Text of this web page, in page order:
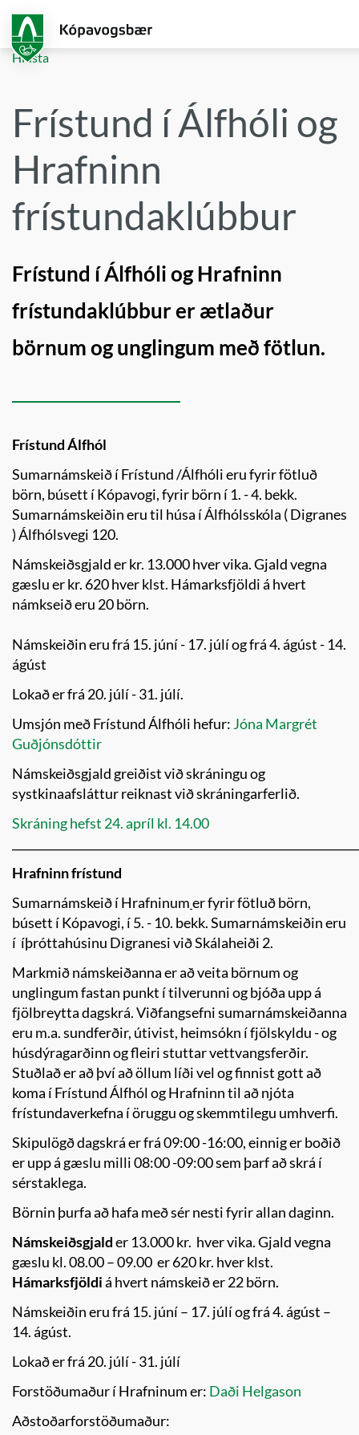
aðalefni
Hlusta
Frístund í Álfhóli og
Hrafninn
frístundaklúbbur
Frístund í Álfhóli og Hrafninn
frístundaklúbbur er ætlaður
börnum og unglingum með fötlun.
Frístund Álfhól
Sumarnámskeið í Frístund /Álfhóli eru fyrir fötluð
börn, búsett í Kópavogi, fyrir börn í 1. - 4. bekk.
Sumarnámskeiðin eru til húsa í Álfhólsskóla ( Digranes
) Álfhólsvegi 120.
Námskeiðsgjald er kr. 13.000 hver vika. Gjald vegna
gæslu er kr. 620 hver klst. Hámarksfjöldi á hvert
námkseið eru 20 börn.
Námskeiðin eru frá 15. júní - 17. júlí og frá 4. ágúst - 14.
ágúst
Lokað er frá 20. júlí - 31. júlí.
Umsjón með Frístund Álfhóli hefur: Jóna Margrét
Guðjónsdóttir
Námskeiðsgjald greiðist við skráningu og
systkinaafsláttur reiknast við skráningarferlið.
Skráning hefst 24. apríl kl. 14.00
Hrafninn frístund
Sumarnámskeið í Hrafninumer fyrir fötluð börn,
búsett í Kópavogi, í 5. - 10. bekk. Sumarnámskeiðin eru
í íþróttahúsinu Digranesi við Skálaheiði 2.
Markmið námskeiðanna er að veita börnum og
unglingum fastan punkt í tilverunni og bjóða upp á
fjölbreytta dagskrá. Viðfangsefni sumarnámskeiðanna
eru m.a. sundferðir, útivist, heimsókn í fjölskyldu - og
húsdýragarðinn og fleiri stuttar vettvangsferðir.
Stuðlað er að því að öllum líði vel og finnist gott að
koma í Frístund Álfhól og Hrafninn til að njóta
frístundaverkefna í öruggu og skemmtilegu umhverfi.
Skipulögð dagskrá er frá 09:00 -16:00, einnig er boðið
er upp á gæslu milli 08:00 -09:00 sem þarf að skrá í
sérstaklega.
Börnin þurfa að hafa með sér nesti fyrir allan daginn.
Námskeiðsgjalder 13.000 kr. hver vika. Gjald vegna
gæslu kl. 08.00 – 09.00 er 620 kr. hver klst.
Hámarksfjöldiá hvert námskeið er 22 börn.
Námskeiðin eru frá 15. júní – 17. júlí og frá 4. ágúst –
14. ágúst.
Lokað er frá 20. júlí - 31. júlí
Forstöðumaður í Hrafninum er: Daði Helgason
Aðstoðarforstöðumaður: